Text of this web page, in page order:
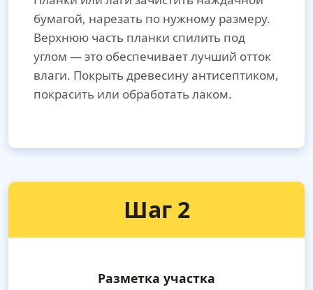
бумагой, нарезать по нужному размеру.
Верхнюю часть планки спилить под
углом — это обеспечивает лучший отток
влаги. Покрыть древесину антисептиком,
покрасить или обработать лаком.
Шаг 2
Разметка участка